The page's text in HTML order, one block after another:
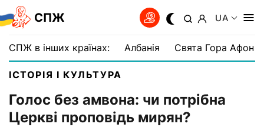
СПЖ UA
СПЖ в інших країнах: Албанія Свята Гора Афон
ІСТОРІЯ І КУЛЬТУРА
Голос без амвона: чи потрібна
Церкві проповідь мирян?